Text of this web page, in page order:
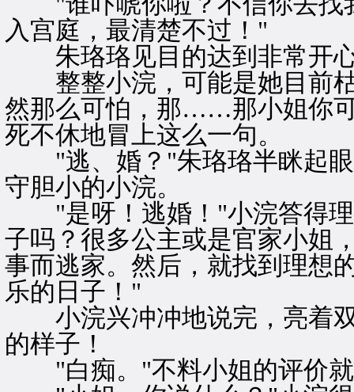
入宫庭，最清楚不过！"
朱珞珞见目的达到非常开
整整小浣，可能是她目前枯
然那么可怕，那……那小姐你
死不休地冒上这么一句。
"逃、婚？"朱珞珞半眯起眼
守胆小的小浣。
"是呀！逃婚！"小浣答得理
子吗？很多公主或是官家小姐
事而逃家。然后，就找到理想
乐的日子！"
小浣兴冲冲地说完，亮着双
的样子！
"白痴。"不料小姐的评价就